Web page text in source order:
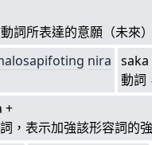
詞所表達的意願（未來
sapifoting nira saka
動詞
+
，表示加強該形容詞的